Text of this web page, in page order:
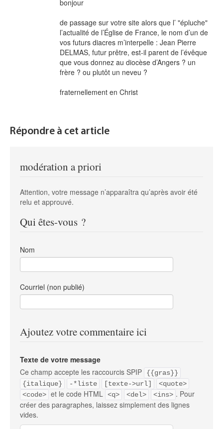
bonjour
de passage sur votre site alors que l’ "épluche"
l’actualité de l’Église de France, le nom d’un de
vos futurs diacres m’interpelle : Jean Pierre
DELMAS, futur prêtre, est-il parent de l’évêque
que vous donnez au diocèse d’Angers ? un
frère ? ou plutôt un neveu ?
fraternellement en Christ
Répondre à cet article
modération a priori
Attention, votre message n’apparaîtra qu’après avoir été
relu et approuvé.
Qui êtes-vous ?
Nom
Courriel (non publié)
Ajoutez votre commentaire ici
Texte de votre message
Ce champ accepte les raccourcis SPIP
{{gras}}
{italique}
-*liste [texte->url]
<quote>
<code> et le code HTML <q> <del> <ins> . Pour
créer des paragraphes, laissez simplement des lignes
vides.